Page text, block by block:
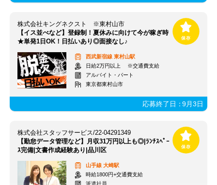
株式会社キングネクスト ※東村山市
【イス並べなど】登録制！夏休みに向けて今が稼ぎ時
★単発1日OK！日払いあり◎面接なし♪
西武新宿線 東村山駅
日給2万円以上 ※交通費支給
アルバイト・パート
東京都東村山市
応募終了日：9月3日
株式会社スタッフサービス/22-04291349
【勤怠データ管理など】月収31万円以上も◎|ﾗﾝﾁｽﾍﾟｰ
ｽ完備|文書作成経験あり|品川区
山手線 大崎駅
時給1800円+交通費支給
派遣社員